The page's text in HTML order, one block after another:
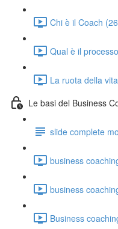
Chi è il Coach
Qual è il
La ruota della
Le basi del Business
slide complete
business
business
Business